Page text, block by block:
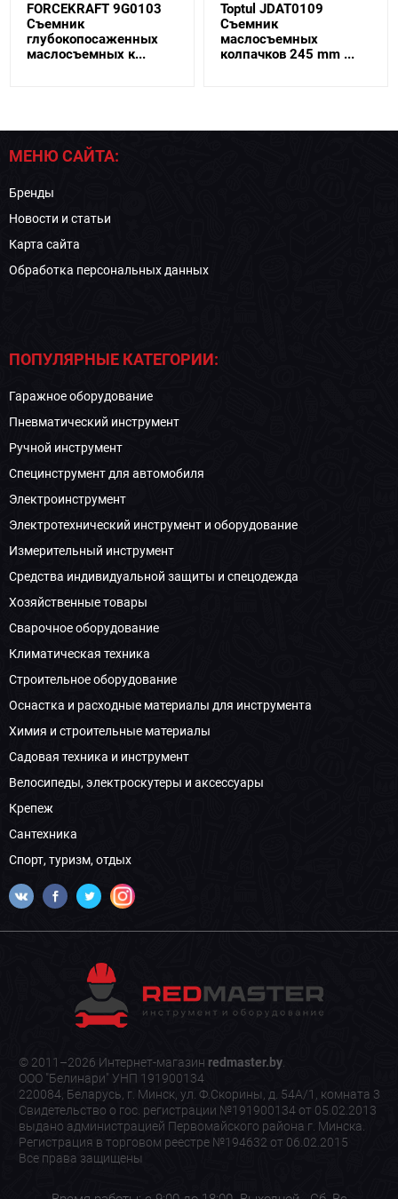
FORCEKRAFT 9G0103
Съемник
глубокопосаженных
маслосъемных к...
Toptul JDAT0109
Съемник
маслосъемных
колпачков 245 mm ...
МЕНЮ САЙТА:
Бренды
Новости и статьи
Карта сайта
Обработка персональных данных
ПОПУЛЯРНЫЕ КАТЕГОРИИ:
Гаражное оборудование
Пневматический инструмент
Ручной инструмент
Специнструмент для автомобиля
Электроинструмент
Электротехнический инструмент и оборудование
Измерительный инструмент
Средства индивидуальной защиты и спецодежда
Хозяйственные товары
Сварочное оборудование
Климатическая техника
Строительное оборудование
Оснастка и расходные материалы для инструмента
Химия и строительные материалы
Садовая техника и инструмент
Велосипеды, электроскутеры и аксессуары
Крепеж
Сантехника
Спорт, туризм, отдых
© 2011–2026 Интернет-магазин redmaster.by.
ООО "Белинари" УНП 191900134
220084, Беларусь, г. Минск, ул. Ф.Скорины, д. 54А/1, комната 3
Свидетельство о гос. регистрации №191900134 от 05.02.2013
выдано администрацией Первомайского района г. Минска.
Регистрация в торговом реестре №194632 от 06.02.2015
Все права защищены